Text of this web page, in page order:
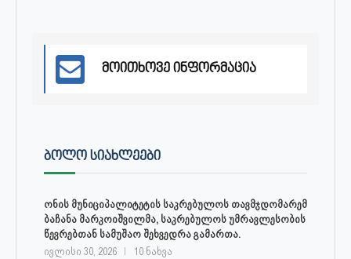
მოითხოვე ინფორმაცია
ᲑᲝᲚᲝ ᲡᲘᲐᲮᲚᲔᲔᲑᲘ
ონის მუნიციპალიტეტის საკრებულოს თავმჯდომარემ
ბაჩანა მარკოიშვილმა, საკრებულოს უმრავლესობის
წევრებთან სამუშაო შეხვედრა გამართა.
ივლისი 30, 2026 10 ნახვა